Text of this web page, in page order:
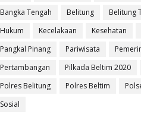
Bangka Tengah
Belitung Belitung
Hukum
Kecelakaan Kesehatan
Pangkal Pinang
Pariwisata
Pertambangan
Pilkada Beltim 2020
Polres Belitung
Polres Beltim
Sosial